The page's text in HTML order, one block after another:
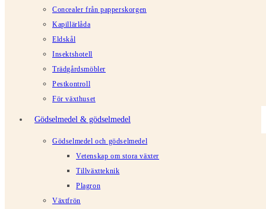
Concealer från papperskorgen
Kapillärlåda
Eldskål
Insektshotell
Trädgårdsmöbler
Pestkontroll
För växthuset
Gödselmedel & gödselmedel
Gödselmedel och gödselmedel
Vetenskap om stora växter
Tillväxtteknik
Plagron
Växtfrön